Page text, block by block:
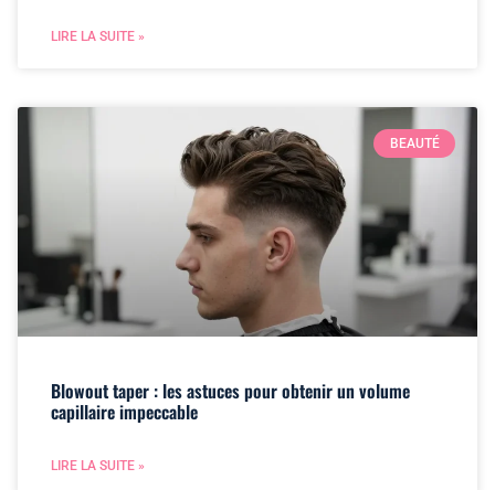
LIRE LA SUITE »
BEAUTÉ
Blowout taper : les astuces pour obtenir un volume
capillaire impeccable
LIRE LA SUITE »